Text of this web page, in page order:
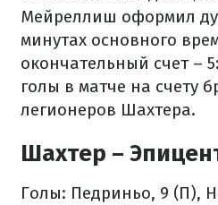
Мейреллиш оформил
минутах основного
окончательный счет –
голы в матче на счету
легионеров Шахтера.
Шахтер –
Голы: Педриньо, 9 (П),